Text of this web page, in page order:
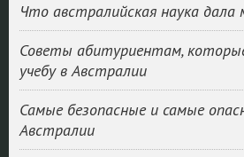
Что австралийская наука дала
Советы абитуриентам,
учебу в Австралии
Самые безопасные и самые
Австралии